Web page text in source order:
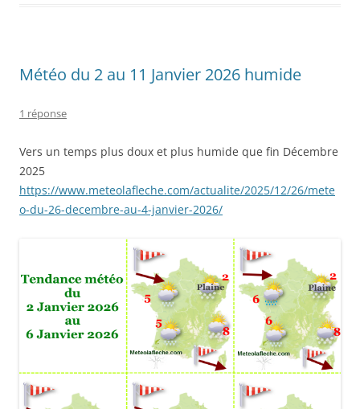
Météo du 2 au 11 Janvier 2026 humide
1 réponse
Vers un temps plus doux et plus humide que fin Décembre
2025
https://www.meteolafleche.com/actualite/2025/12/26/mete
o-du-26-decembre-au-4-janvier-2026/